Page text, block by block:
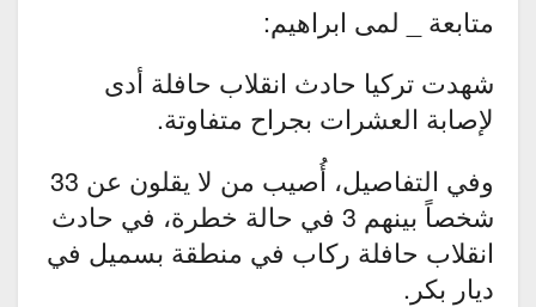
متابعة _ لمى ابراهيم:
شهدت تركيا حادث انقلاب حافلة أدى
لإصابة العشرات بجراح متفاوتة.
وفي التفاصيل، أُصيب من لا يقلون عن 33
شخصاً بينهم 3 في حالة خطرة، في حادث
انقلاب حافلة ركاب في منطقة بسميل في
ديار بكر.